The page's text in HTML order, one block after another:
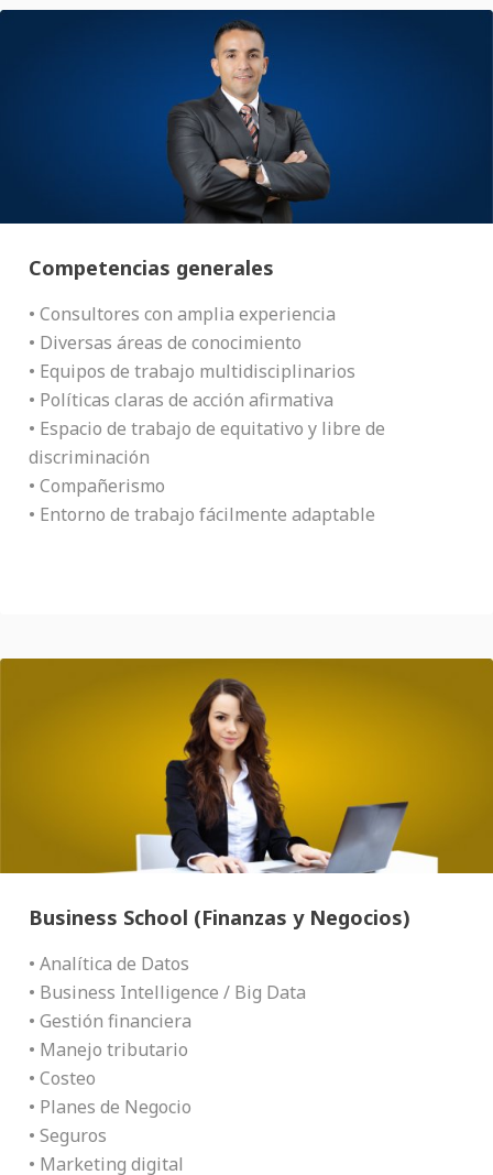
Competencias generales
• Consultores con amplia experiencia
• Diversas áreas de conocimiento
• Equipos de trabajo multidisciplinarios
• Políticas claras de acción afirmativa
• Espacio de trabajo de equitativo y libre de
discriminación
• Compañerismo
• Entorno de trabajo fácilmente adaptable
Business School (Finanzas y Negocios)
• Analítica de Datos
• Business Intelligence / Big Data
• Gestión financiera
• Manejo tributario
• Costeo
• Planes de Negocio
• Seguros
• Marketing digital